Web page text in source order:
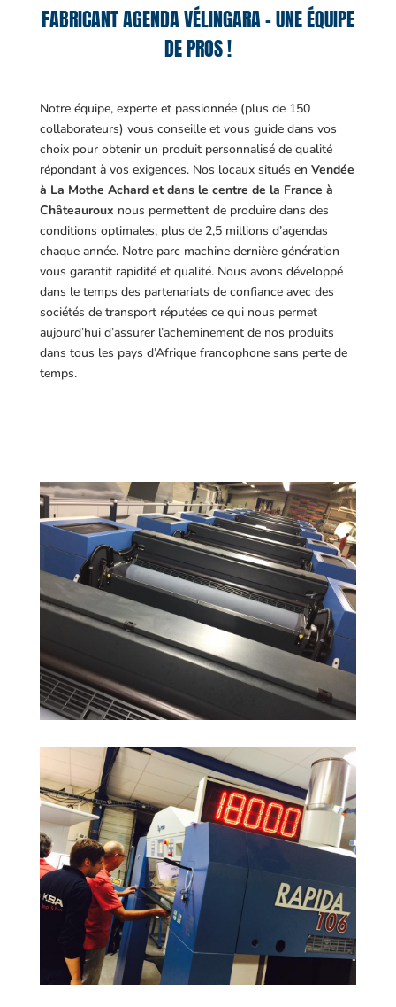
FABRICANT AGENDA VÉLINGARA – UNE ÉQUIPE
DE PROS !
Notre équipe, experte et passionnée (plus de 150
collaborateurs) vous conseille et vous guide dans vos
choix pour obtenir un produit personnalisé de qualité
répondant à vos exigences. Nos locaux situés en Vendée
à La Mothe Achard et dans le centre de la France à
Châteauroux nous permettent de produire dans des
conditions optimales, plus de 2,5 millions d’agendas
chaque année. Notre parc machine dernière génération
vous garantit rapidité et qualité. Nous avons développé
dans le temps des partenariats de confiance avec des
sociétés de transport réputées ce qui nous permet
aujourd’hui d’assurer l’acheminement de nos produits
dans tous les pays d’Afrique francophone sans perte de
temps.